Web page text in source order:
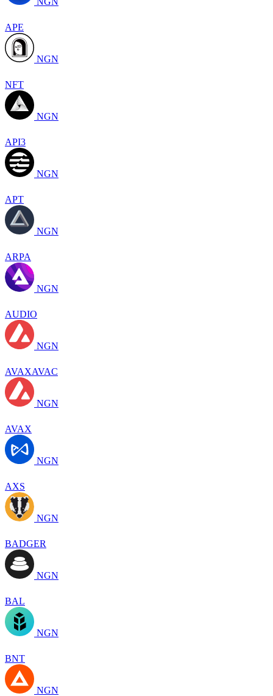
APE
NGN
NFT
NGN
API3
NGN
APT
NGN
ARPA
NGN
AUDIO
NGN
AVAXAVAC
NGN
AVAX
NGN
AXS
NGN
BADGER
NGN
BAL
NGN
BNT
NGN